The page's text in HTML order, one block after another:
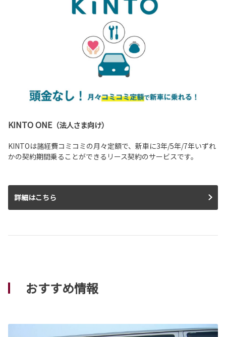
KINTO ONE（法人さま向け）
KINTOは諸経費コミコミの月々定額で、新車に3年/5年/7年いずれ
かの契約期間乗ることができるリース契約のサービスです。
詳細はこちら
おすすめ情報